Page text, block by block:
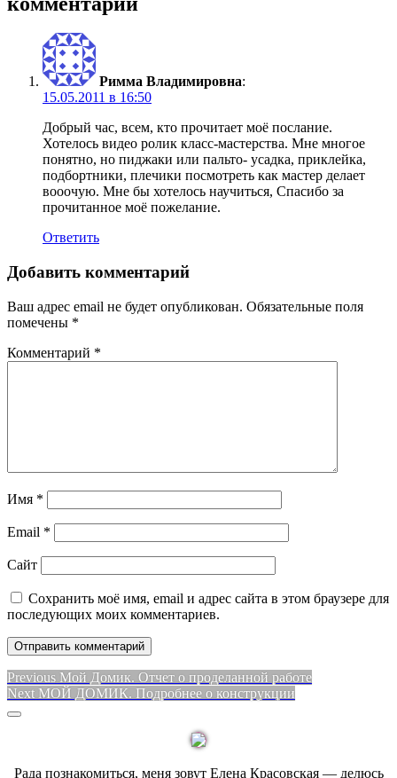
Римма Владимировна:
15.05.2011 в 16:50
Добрый час, всем, кто прочитает моё послание.
Хотелось видео ролик класс-мастерства. Мне многое
понятно, но пиджаки или пальто- усадка, приклейка,
подбортники, плечики посмотреть как мастер делает
вооочую. Мне бы хотелось научиться, Спасибо за
прочитанное моё пожелание.
Ответить
Добавить комментарий
Ваш адрес email не будет опубликован. Обязательные поля
помечены *
Комментарий *
Имя *
Email *
Сайт
Сохранить моё имя, email и адрес сайта в этом браузере для
последующих моих комментариев.
Навигация
по
Previous Previous
post:
Мой Домик. Отчет о проделанной работе
Next Next
МОЙ ДОМИК. Подробнее о конструкции
Sidebar
Рада познакомиться, меня зовут Елена Красовская — делюсь